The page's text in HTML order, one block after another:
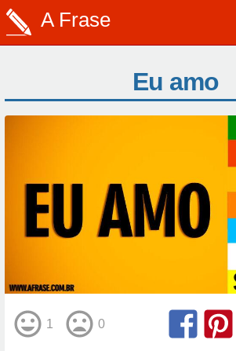
A Frase
Eu amo
1 0